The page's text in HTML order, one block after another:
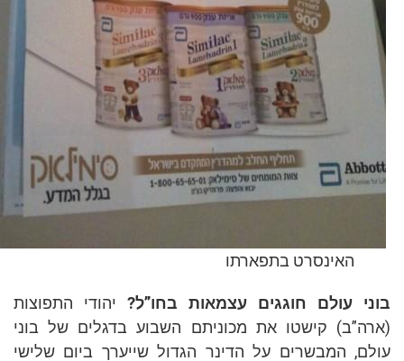
האינסרט בתפארתו
עולם חוגגים עצמאות בחו”ל?יהודי התפוצות
קישטו את מכוניתם השבוע בדגלים של בוני
המבשרים על הדינר הגדול שייערך ביום שלישי